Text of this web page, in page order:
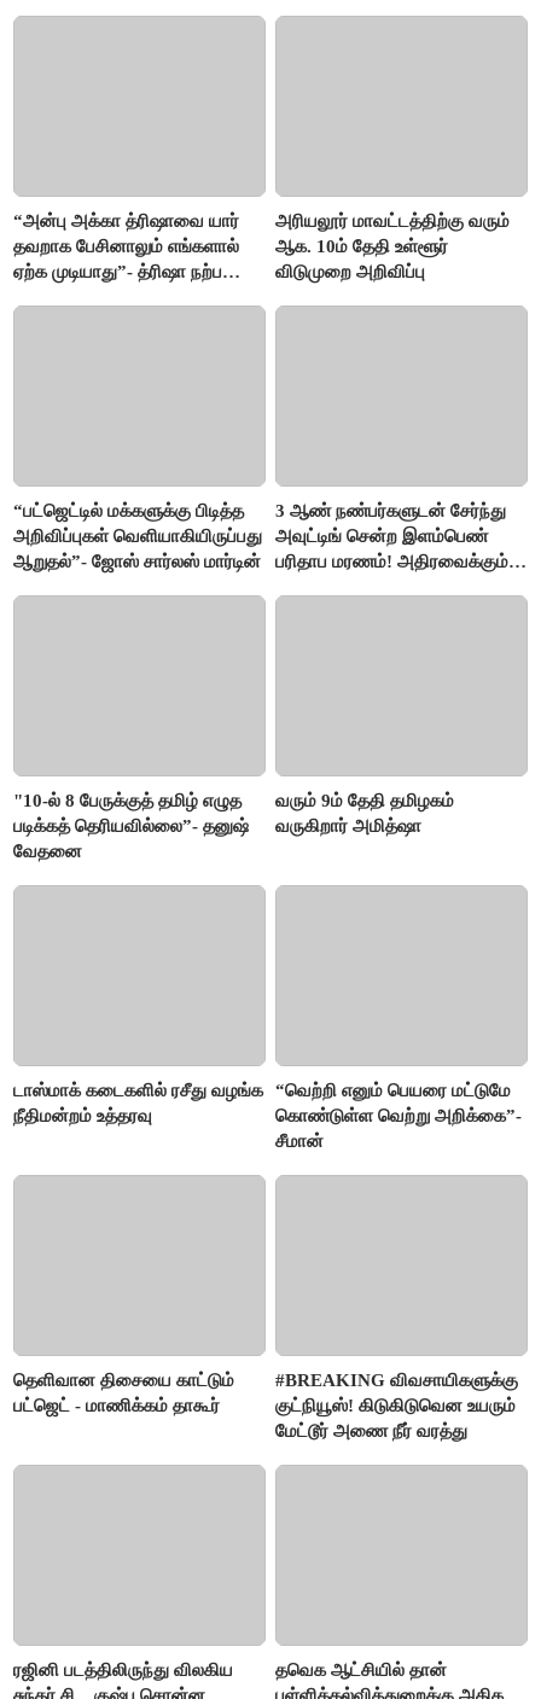
“அன்பு அக்கா த்ரிஷாவை யார்
தவறாக பேசினாலும் எங்களால்
ஏற்க முடியாது”- த்ரிஷா நற்பணி
அரியலூர் மாவட்டத்திற்கு வரும்
ஆக. 10ம் தேதி உள்ளூர்
விடுமுறை அறிவிப்பு
“பட்ஜெட்டில் மக்களுக்கு பிடித்த
அறிவிப்புகள் வெளியாகியிருப்பது
ஆறுதல்”- ஜோஸ் சார்லஸ் மார்டின்
3 ஆண் நண்பர்களுடன் சேர்ந்து
அவுட்டிங் சென்ற இளம்பெண்
பரிதாப மரணம்! அதிரவைக்கும்
"10-ல் 8 பேருக்குத் தமிழ் எழுத
படிக்கத் தெரியவில்லை”- தனுஷ்
வேதனை
வரும் 9ம் தேதி தமிழகம்
வருகிறார் அமித்ஷா
டாஸ்மாக் கடைகளில் ரசீது வழங்க
நீதிமன்றம் உத்தரவு
“வெற்றி எனும் பெயரை மட்டுமே
கொண்டுள்ள வெற்று அறிக்கை”-
சீமான்
தெளிவான திசையை காட்டும்
பட்ஜெட் - மாணிக்கம் தாகூர்
#BREAKING விவசாயிகளுக்கு
குட்நியூஸ்! கிடுகிடுவென உயரும்
மேட்டூர் அணை நீர் வரத்து
ரஜினி படத்திலிருந்து விலகிய
சுந்தர்.சி... குஷ்பு சொன்ன
தவெக ஆட்சியில் தான்
பள்ளிக்கல்வித்துறைக்கு அதிக